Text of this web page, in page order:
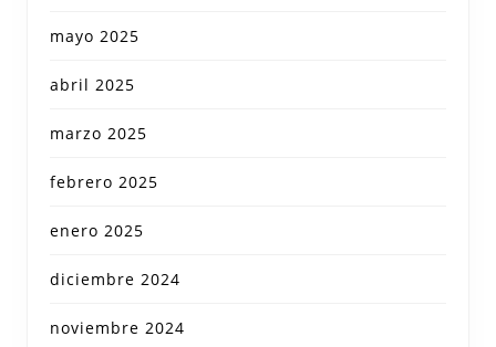
mayo 2025
abril 2025
marzo 2025
febrero 2025
enero 2025
diciembre 2024
noviembre 2024